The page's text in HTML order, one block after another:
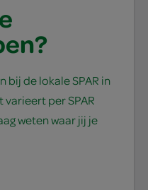
de lokale SPAR in
per SPAR
weten waar jij je